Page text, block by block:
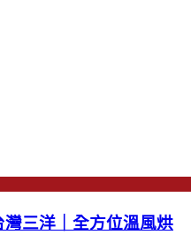
灣三洋｜全方位溫風烘